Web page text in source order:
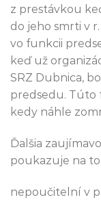
z prestávkou
do jeho smrti v r.
vo funkcii
keď už
SRZ Dubnica,
predsedu. Túto
kedy náhle
Ďalšia
poukazuje na
nepoučitelní v